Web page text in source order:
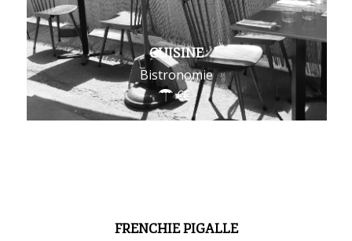
CUISINE
Bistronomie
FRENCHIE PIGALLE